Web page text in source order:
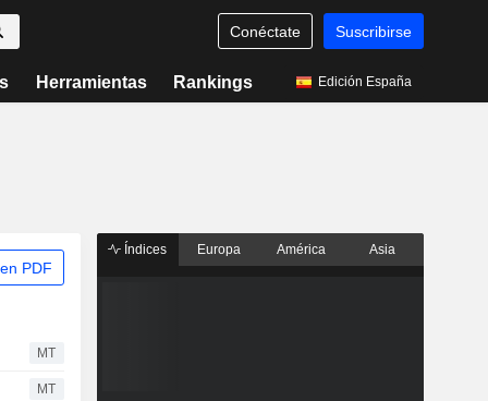
Conéctate Suscribirse
Herramientas Rankings Edición España
PDF
MT
MT
Índices Europa América Asia